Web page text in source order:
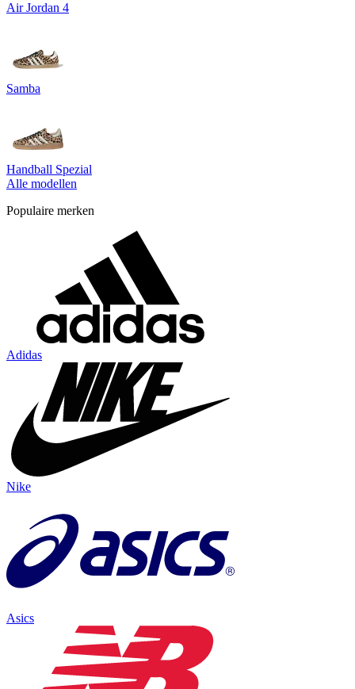
Air Jordan 4
Samba
Handball Spezial
Alle modellen
Populaire merken
Adidas
Nike
Asics